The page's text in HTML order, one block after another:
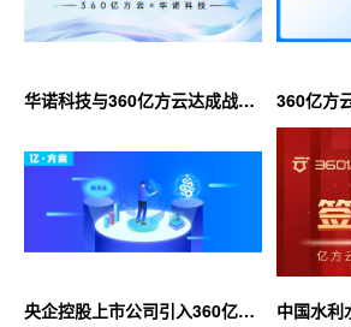
华诺科技与360亿方云达成战略
360亿方
大限时优
央企控股上市公司引入360亿方
中国水利